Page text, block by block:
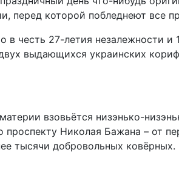
перед которой побледнеют все
честь 27-летия незалежности и
выдающихся украинских
взовьётся низэнько-
Николая Бажана – от
тысячи добровольных ковёрных.